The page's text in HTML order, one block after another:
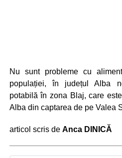
Nu sunt probleme cu
populației, în județul Alba
potabilă în zona Blaj, care
Alba din captarea de pe Valea
articol scris de Anca DINICĂ